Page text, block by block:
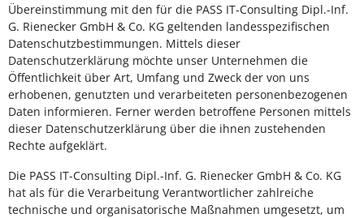
Übereinstimmung mit den für die PASS IT-Consulting Dipl.-Inf.
G. Rienecker GmbH & Co. KG geltenden landesspezifischen
Datenschutzbestimmungen. Mittels dieser
Datenschutzerklärung möchte unser Unternehmen die
Öffentlichkeit über Art, Umfang und Zweck der von uns
erhobenen, genutzten und verarbeiteten personenbezogenen
Daten informieren. Ferner werden betroffene Personen mittels
dieser Datenschutzerklärung über die ihnen zustehenden
Rechte aufgeklärt.
Die PASS IT-Consulting Dipl.-Inf. G. Rienecker GmbH & Co. KG
hat als für die Verarbeitung Verantwortlicher zahlreiche
technische und organisatorische Maßnahmen umgesetzt, um